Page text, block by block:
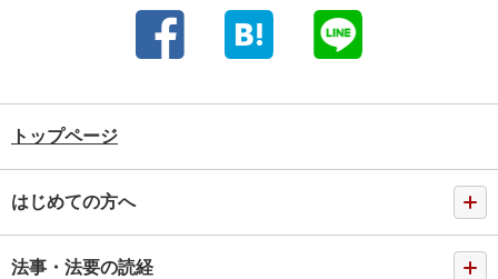
トップページ
はじめての方へ
法事・法要の読経